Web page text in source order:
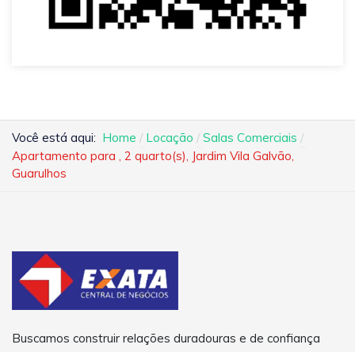
Você está aqui: Home Locação
Salas Comerciais
Apartamento para , 2 quarto(s), Jardim Vila Galvão,
Guarulhos
Buscamos construir relações duradouras e de confiança